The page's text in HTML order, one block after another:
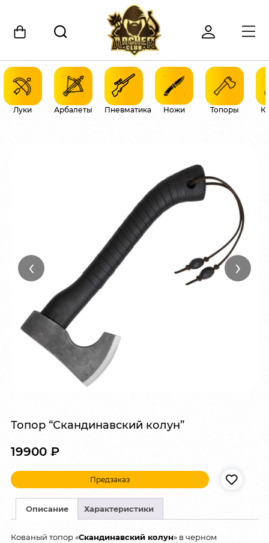
Луки Арбалеты Пневматика Ножи Топоры
‹ ›
Топор “Скандинавский колун”
19900 ₽
Предзаказ
Описание Характеристики
Кованый топор «Скандинавский колун» в черном